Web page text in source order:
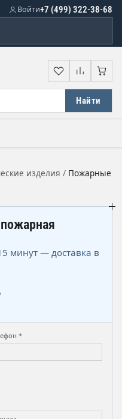
+7 (499) 322-38-68
Войти
Найти
Избранное
изделия / Пожарные
минут — доставка в
*